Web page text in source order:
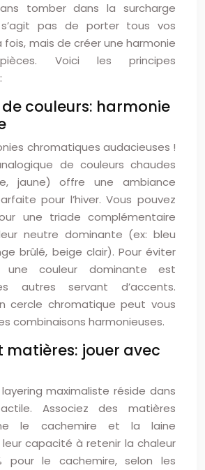
tomber dans la surcharge
pas de porter tous vos
mais de créer une harmonie
Voici les principes
couleurs: harmonie
chromatiques audacieuses !
de couleurs chaudes
jaune) offre une ambiance
pour l’hiver. Vous pouvez
une triade complémentaire
neutre dominante (ex: bleu
brûlé, beige clair). Pour éviter
une couleur dominante est
autres servant d’accents.
cercle chromatique peut vous
combinaisons harmonieuses.
matières: jouer avec
maximaliste réside dans
Associez des matières
le cachemire et la laine
capacité à retenir la chaleur
pour le cachemire, selon les